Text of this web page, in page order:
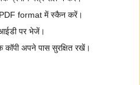
format में स्कैन करें।
आईडी पर भेजें।
अपने पास सुरक्षित रखें।